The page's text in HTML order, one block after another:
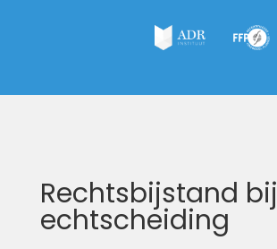
Rechtsbijstand bij
echtscheiding